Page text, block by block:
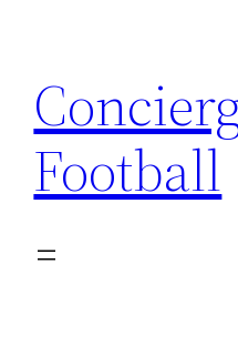
content
Football